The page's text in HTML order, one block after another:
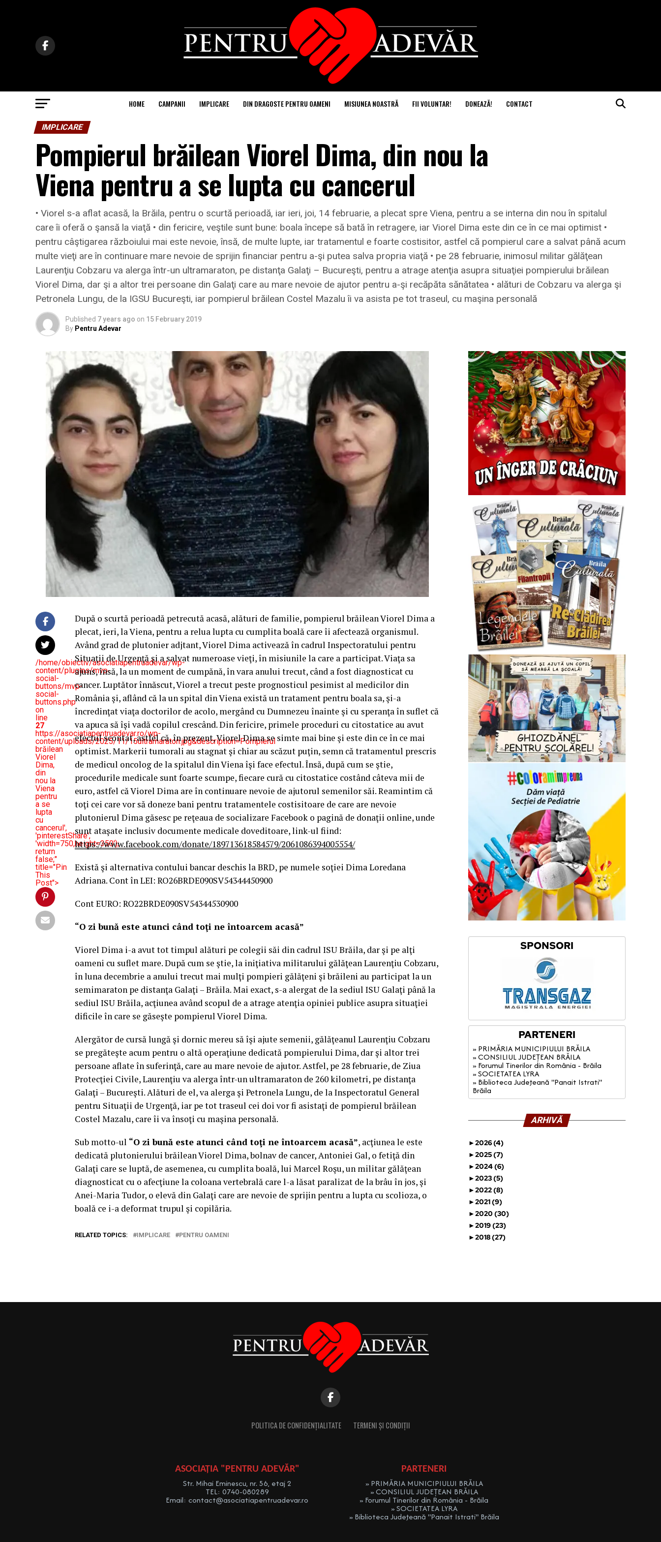
HOME CAMPANII IMPLICARE DIN DRAGOSTE PENTRU OAMENI MISIUNEA NOASTRĂ FII VOLUNTAR! DONEAZĂ! CONTACT
IMPLICARE
Pompierul brăilean Viorel Dima, din nou la
Viena pentru a se lupta cu cancerul
• Viorel s-a aflat acasă, la Brăila, pentru o scurtă perioadă, iar ieri, joi, 14 februarie, a plecat spre Viena, pentru a se interna din nou în spitalul
care îi oferă o şansă la viaţă • din fericire, veştile sunt bune: boala începe să bată în retragere, iar Viorel Dima este din ce în ce mai optimist •
pentru câştigarea războiului mai este nevoie, însă, de multe lupte, iar tratamentul e foarte costisitor, astfel că pompierul care a salvat până acum
multe vieţi are în continuare mare nevoie de sprijin financiar pentru a-şi putea salva propria viaţă • pe 28 februarie, inimosul militar gălăţean
Laurenţiu Cobzaru va alerga într-un ultramaraton, pe distanţa Galaţi – Bucureşti, pentru a atrage atenţia asupra situaţiei pompierului brăilean
Viorel Dima, dar şi a altor trei persoane din Galaţi care au mare nevoie de ajutor pentru a-şi recăpăta sănătatea • alături de Cobzaru va alerga şi
Petronela Lungu, de la IGSU Bucureşti, iar pompierul brăilean Costel Mazalu îi va asista pe tot traseul, cu maşina personală
Published 7 years ago on 15 February 2019
By Pentru Adevar
/home/obiectiv/asociatiapentruadevar/wp-
content/plugins/mvp-
social-
buttons/mvp-
social-
buttons.php
on
line
27
https://asociatiapentruadevar.ro/wp-
content/uploads/2025/11/15ultramaraton.jpg&description=Pompierul
brăilean
Viorel
Dima,
din
nou la
Viena
pentru
a se
lupta
cu
cancerul',
'pinterestShare',
'width=750,height=350');
return
false;"
title="Pin
This
Post">
După o scurtă perioadă petrecută acasă, alături de familie, pompierul brăilean Viorel Dima a
plecat, ieri, la Viena, pentru a relua lupta cu cumplita boală care îi afectează organismul.
Având grad de plutonier adjtant, Viorel Dima activează în cadrul Inspectoratului pentru
Situaţii de Urgenţă şi a salvat numeroase vieţi, în misiunile la care a participat. Viaţa sa
ajuns, însă, la un moment de cumpănă, în vara anului trecut, când a fost diagnosticat cu
cancer. Luptător înnăscut, Viorel a trecut peste prognosticul pesimist al medicilor din
România şi, aflând că la un spital din Viena există un tratament pentru boala sa, şi-a
încredinţat viaţa doctorilor de acolo, mergând cu Dumnezeu înainte şi cu speranţa în suflet că
va apuca să îşi vadă copilul crescând. Din fericire, primele proceduri cu citostatice au avut
efectul scontat, astfel că, în prezent, Viorel Dima se simte mai bine şi este din ce în ce mai
optimist. Markerii tumorali au stagnat şi chiar au scăzut puţin, semn că tratamentul prescris
de medicul oncolog de la spitalul din Viena îşi face efectul. Însă, după cum se ştie,
procedurile medicale sunt foarte scumpe, fiecare cură cu citostatice costând câteva mii de
euro, astfel că Viorel Dima are în continuare nevoie de ajutorul semenilor săi. Reamintim că
toţi cei care vor să doneze bani pentru tratamentele costisitoare de care are nevoie
plutonierul Dima găsesc pe reţeaua de socializare Facebook o pagină de donaţii online, unde
sunt ataşate inclusiv documente medicale doveditoare, link-ul fiind:
https://www.facebook.com/donate/189713618584579/2061086394005554/
Există şi alternativa contului bancar deschis la BRD, pe numele soţiei Dima Loredana
Adriana. Cont în LEI: RO26BRDE090SV54344450900
Cont EURO: RO22BRDE090SV54344530900
“O zi bună este atunci când toţi ne întoarcem acasă”
Viorel Dima i-a avut tot timpul alături pe colegii săi din cadrul ISU Brăila, dar şi pe alţi
oameni cu suflet mare. După cum se ştie, la iniţiativa militarului gălăţean Laurenţiu Cobzaru,
în luna decembrie a anului trecut mai mulţi pompieri gălăţeni şi brăileni au participat la un
semimaraton pe distanţa Galaţi – Brăila. Mai exact, s-a alergat de la sediul ISU Galaţi până la
sediul ISU Brăila, acţiunea având scopul de a atrage atenţia opiniei publice asupra situaţiei
dificile în care se găseşte pompierul Viorel Dima.
Alergător de cursă lungă şi dornic mereu să îşi ajute semenii, gălăţeanul Laurenţiu Cobzaru
se pregăteşte acum pentru o altă operaţiune dedicată pompierului Dima, dar şi altor trei
persoane aflate în suferinţă, care au mare nevoie de ajutor. Astfel, pe 28 februarie, de Ziua
Protecţiei Civile, Laurenţiu va alerga într-un ultramaraton de 260 kilometri, pe distanţa
Galaţi – Bucureşti. Alături de el, va alerga şi Petronela Lungu, de la Inspectoratul General
pentru Situaţii de Urgenţă, iar pe tot traseul cei doi vor fi asistaţi de pompierul brăilean
Costel Mazalu, care îi va însoţi cu maşina personală.
Sub motto-ul “O zi bună este atunci când toţi ne întoarcem acasă”, acţiunea le este
dedicată plutonierului brăilean Viorel Dima, bolnav de cancer, Antoniei Gal, o fetiţă din
Galaţi care se luptă, de asemenea, cu cumplita boală, lui Marcel Roşu, un militar gălăţean
diagnosticat cu o afecţiune la coloana vertebrală care l-a lăsat paralizat de la brâu în jos, şi
Anei-Maria Tudor, o elevă din Galaţi care are nevoie de sprijin pentru a lupta cu scolioza, o
boală ce i-a deformat trupul şi copilăria.
RELATED TOPICS: IMPLICARE PENTRU OAMENI
SPONSORI
PARTENERI
» PRIMĂRIA MUNICIPIULUI BRĂILA
» CONSILIUL JUDEȚEAN BRĂILA
» Forumul Tinerilor din România - Brăila
» SOCIETATEA LYRA
» Biblioteca Judeţeană "Panait Istrati"
Brăila
ARHIVĂ
►2026 (4)
►2025 (7)
►2024 (6)
►2023 (5)
►2022 (8)
►2021 (9)
►2020 (30)
►2019 (23)
►2018 (27)
POLITICA DE CONFIDENȚIALITATE TERMENI ȘI CONDIȚII
ASOCIAȚIA "PENTRU ADEVĂR"
Str. Mihai Eminescu, nr. 56, etaj 2
TEL: 0740-080289
Email: contact@asociatiapentruadevar.ro
PARTENERI
» PRIMĂRIA MUNICIPIULUI BRĂILA
» CONSILIUL JUDEȚEAN BRĂILA
» Forumul Tinerilor din România - Brăila
» SOCIETATEA LYRA
» Biblioteca Judeţeană "Panait Istrati" Brăila